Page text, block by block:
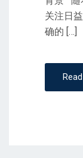
关注日
确的 […]